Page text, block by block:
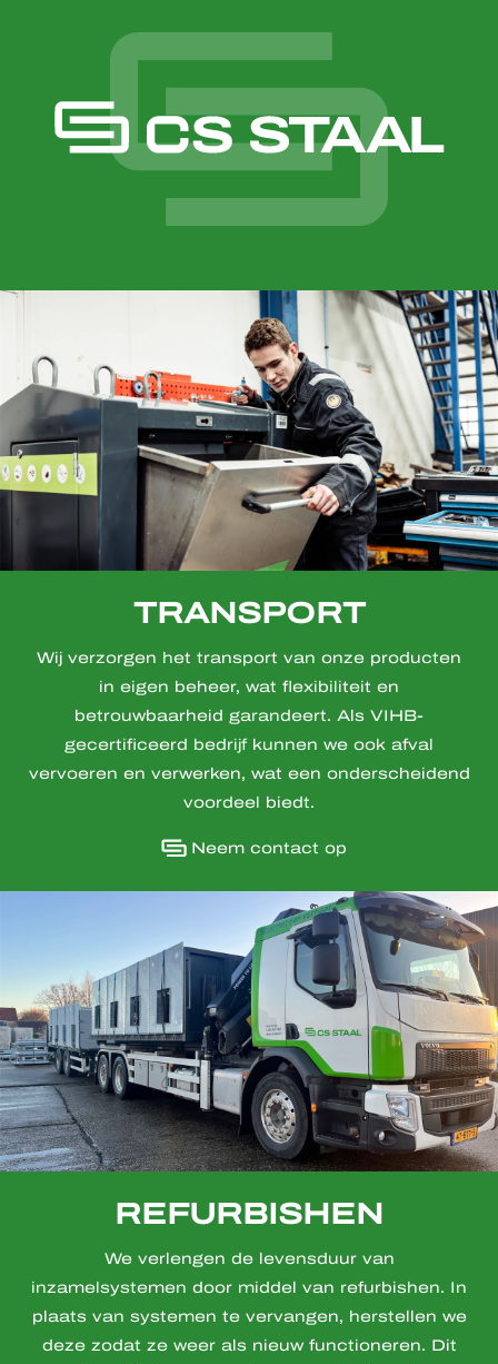
TRANSPORT
Wij verzorgen het transport van onze producten
in eigen beheer, wat flexibiliteit en
betrouwbaarheid garandeert. Als VIHB-
gecertificeerd bedrijf kunnen we ook afval
vervoeren en verwerken, wat een onderscheidend
voordeel biedt.
Neem contact op
REFURBISHEN
We verlengen de levensduur van
inzamelsystemen door middel van refurbishen. In
plaats van systemen te vervangen, herstellen we
deze zodat ze weer als nieuw functioneren. Dit